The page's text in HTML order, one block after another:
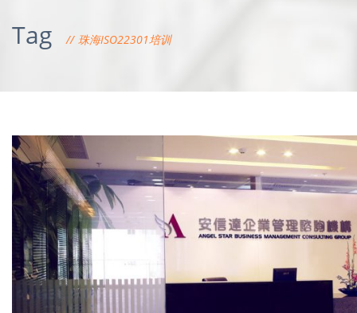
Tag 珠海ISO22301培训